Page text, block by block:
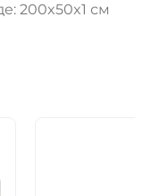
200x50x1 см